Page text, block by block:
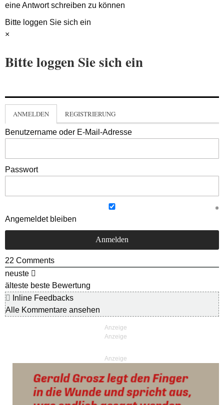
eine Antwort schreiben zu können
Bitte loggen Sie sich ein
×
Bitte loggen Sie sich ein
ANMELDEN REGISTRIERUNG
Benutzername oder E-Mail-Adresse
Passwort
Angemeldet bleiben
22 Comments
neuste
älteste beste Bewertung
Inline Feedbacks
Alle Kommentare ansehen
Anzeige